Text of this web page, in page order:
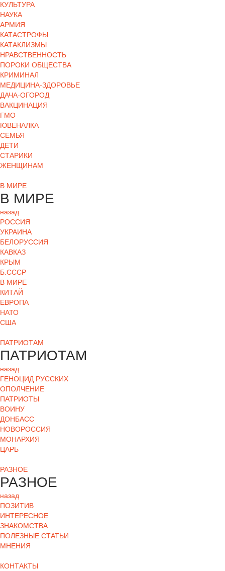
КУЛЬТУРА
НАУКА
АРМИЯ
КАТАСТРОФЫ
КАТАКЛИЗМЫ
НРАВСТВЕННОСТЬ
ПОРОКИ ОБЩЕСТВА
КРИМИНАЛ
МЕДИЦИНА-ЗДОРОВЬЕ
ДАЧА-ОГОРОД
ВАКЦИНАЦИЯ
ГМО
ЮВЕНАЛКА
СЕМЬЯ
ДЕТИ
СТАРИКИ
ЖЕНЩИНАМ
В МИРЕ
В МИРЕ
назад
РОСCИЯ
УКРАИНА
БЕЛОРУССИЯ
КАВКАЗ
КРЫМ
Б.СССР
В МИРЕ
КИТАЙ
ЕВРОПА
НАТО
США
ПАТРИОТАМ
ПАТРИОТАМ
назад
ГЕНОЦИД РУССКИХ
ОПОЛЧЕНИЕ
ПАТРИОТЫ
ВОИНУ
ДОНБАСС
НОВОРОССИЯ
МОНАРХИЯ
ЦАРЬ
РАЗНОЕ
РАЗНОЕ
назад
ПОЗИТИВ
ИНТЕРЕСНОЕ
ЗНАКОМСТВА
ПОЛЕЗНЫЕ СТАТЬИ
МНЕНИЯ
КОНТАКТЫ